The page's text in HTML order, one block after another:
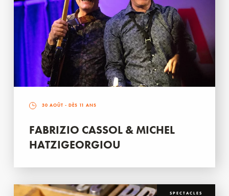
30 AOÛT - DÈS 11 ANS
FABRIZIO CASSOL & MICHEL
HATZIGEORGIOU
SPECTACLES